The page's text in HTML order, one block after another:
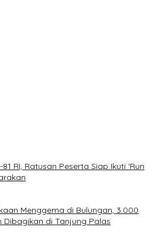
RI, Ratusan Peserta Siap Ikuti ‘Run
Menggema di Bulungan, 3.000
Dibagikan di Tanjung Palas